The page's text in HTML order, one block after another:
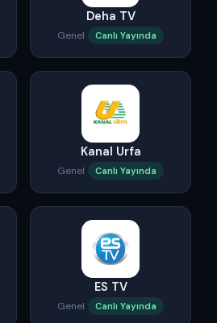
Deha TV
Genel Canlı Yayında
Kanal Urfa
Genel Canlı Yayında
ES TV
Genel Canlı Yayında